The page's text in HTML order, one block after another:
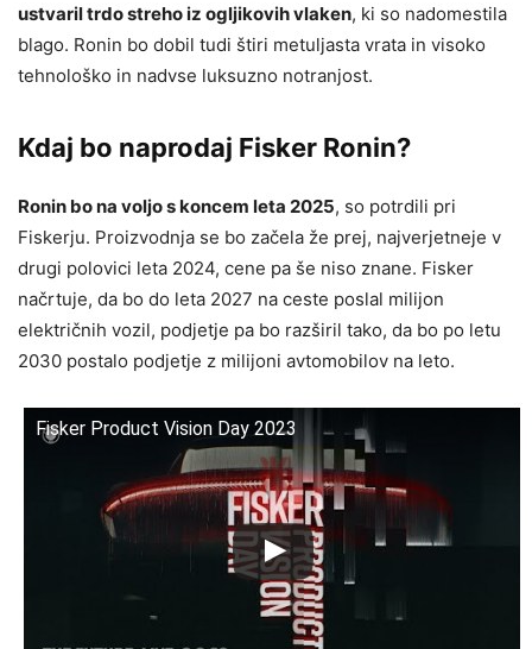
ustvaril trdo streho iz ogljikovih vlaken, ki so nadomestila
blago. Ronin bo dobil tudi štiri metuljasta vrata in visoko
tehnološko in nadvse luksuzno notranjost.
Kdaj bo naprodaj Fisker Ronin?
Ronin bo na voljo s koncem leta 2025, so potrdili pri
Fiskerju. Proizvodnja se bo začela že prej, najverjetneje v
drugi polovici leta 2024, cene pa še niso znane. Fisker
načrtuje, da bo do leta 2027 na ceste poslal milijon
električnih vozil, podjetje pa bo razširil tako, da bo po letu
2030 postalo podjetje z milijoni avtomobilov na leto.
Fisker Product Vision Day 2023